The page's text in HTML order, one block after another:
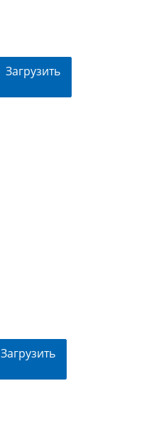
Загрузить
Загрузить